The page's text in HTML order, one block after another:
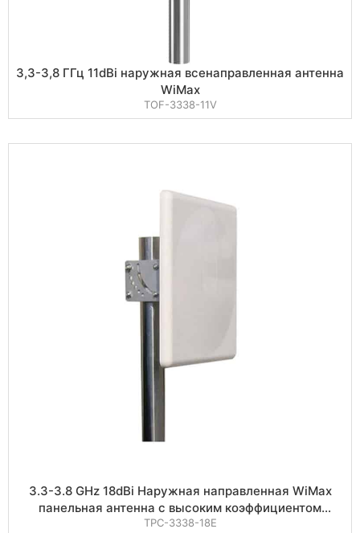
3,3-3,8 ГГц 11dBi наружная всенаправленная антенна
WiMax
TOF-3338-11V
3.3-3.8 GHz 18dBi Наружная направленная WiMax
панельная антенна с высоким коэффициентом
усиления
TPC-3338-18E